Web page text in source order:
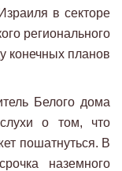
в секторе
регионального
конечных планов
Белого дома
о том, что
пошатнуться. В
наземного